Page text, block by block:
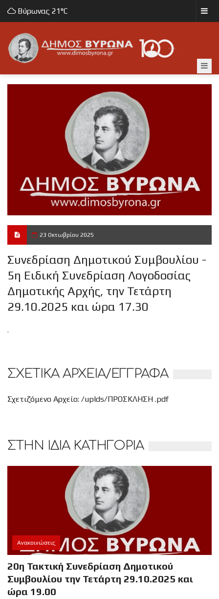
Βύρωνας 21°C
23 Οκτωβρίου 2025
Συνεδρίαση Δημοτικού Συμβουλίου -
5η Ειδική Συνεδρίαση Λογοδοσίας
Δημοτικής Αρχής, την Τετάρτη
29.10.2025 και ώρα 17.30
.
ΣΧΕΤΙΚΑ ΑΡΧΕΙΑ/ΕΓΓΡΑΦΑ
Σχετιζόμενο Αρχείο: /uplds/ΠΡΟΣΚΛΗΣΗ .pdf
ΣΤΗΝ ΙΔΙΑ ΚΑΤΗΓΟΡΙΑ
Ανακοινώσεις
20η Τακτική Συνεδρίαση Δημοτικού
Συμβουλίου την Τετάρτη 29.10.2025 και
ώρα 19.00